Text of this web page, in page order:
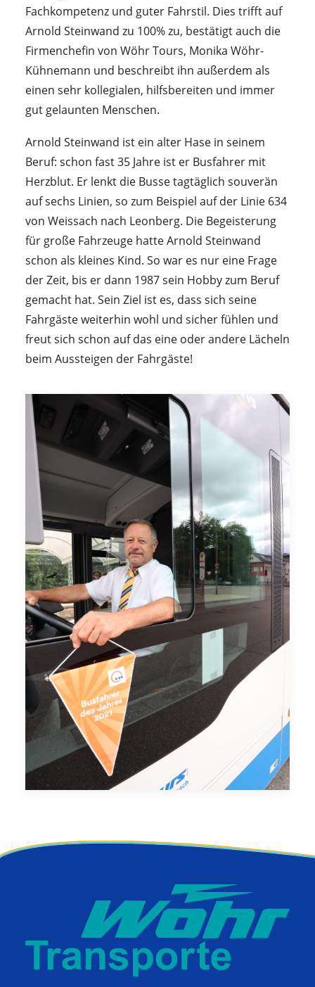
Fachkompetenz und guter Fahrstil. Dies trifft auf
Arnold Steinwand zu 100% zu, bestätigt auch die
Firmenchefin von Wöhr Tours, Monika Wöhr-
Kühnemann und beschreibt ihn außerdem als
einen sehr kollegialen, hilfsbereiten und immer
gut gelaunten Menschen.
Arnold Steinwand ist ein alter Hase in seinem
Beruf: schon fast 35 Jahre ist er Busfahrer mit
Herzblut. Er lenkt die Busse tagtäglich souverän
auf sechs Linien, so zum Beispiel auf der Linie 634
von Weissach nach Leonberg. Die Begeisterung
für große Fahrzeuge hatte Arnold Steinwand
schon als kleines Kind. So war es nur eine Frage
der Zeit, bis er dann 1987 sein Hobby zum Beruf
gemacht hat. Sein Ziel ist es, dass sich seine
Fahrgäste weiterhin wohl und sicher fühlen und
freut sich schon auf das eine oder andere Lächeln
beim Aussteigen der Fahrgäste!